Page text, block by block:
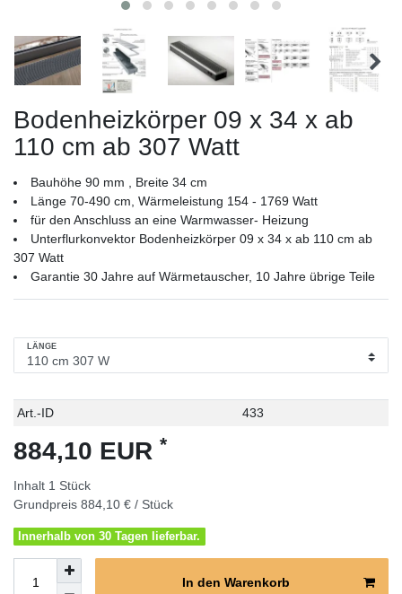
Bodenheizkörper 09 x 34 x ab
110 cm ab 307 Watt
Bauhöhe 90 mm , Breite 34 cm
Länge 70-490 cm, Wärmeleistung 154 - 1769 Watt
für den Anschluss an eine Warmwasser- Heizung
Unterflurkonvektor Bodenheizkörper 09 x 34 x ab 110 cm ab
307 Watt
Garantie 30 Jahre auf Wärmetauscher, 10 Jahre übrige Teile
LÄNGE
Technisches
Wert
Art.-ID 433
884,10 EUR *
Inhalt 1 Stück
Grundpreis 884,10 € / Stück
Innerhalb von 30 Tagen lieferbar.
In den Warenkorb